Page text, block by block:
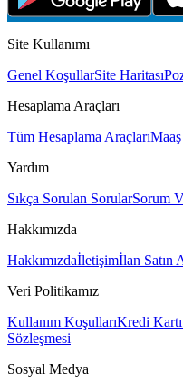
Site Kullanımı
Genel KoşullarSite Haritası
Hesaplama Araçları
Tüm Hesaplama Araçları
Yardım
Sıkça Sorulan SorularSorum
Hakkımızda
Hakkımızdaİletişimİlan Satın
Veri Politikamız
Kullanım KoşullarıKredi
Sözleşmesi
Sosyal Medya